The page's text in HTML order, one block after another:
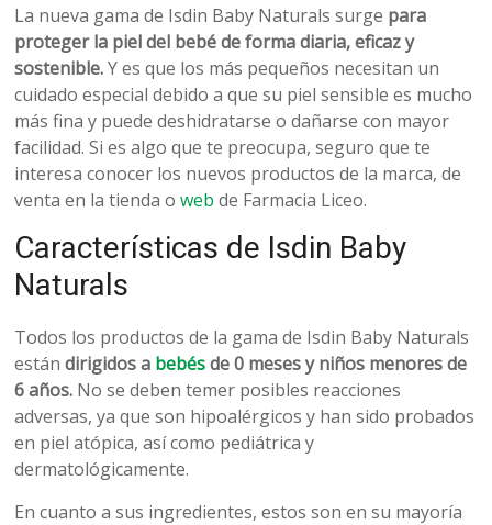
salud
y
belleza
La nueva gama de Isdin Baby Naturals surge para
proteger la piel del bebé de forma diaria, eficaz y
sostenible.Y es que los más pequeños necesitan un
cuidado especial debido a que su piel sensible es mucho
más fina y puede deshidratarse o dañarse con mayor
facilidad. Si es algo que te preocupa, seguro que te
interesa conocer los nuevos productos de la marca, de
venta en la tienda oweb de Farmacia Liceo.
Características de Isdin Baby
Naturals
Todos los productos de la gama de Isdin Baby Naturals
estándirigidos a bebésde 0 meses y niños menores de
6 años. No se deben temer posibles reacciones
adversas, ya que son hipoalérgicos y han sido probados
en piel atópica, así como pediátrica y
dermatológicamente.
En cuanto a sus ingredientes, estos son en su mayoría